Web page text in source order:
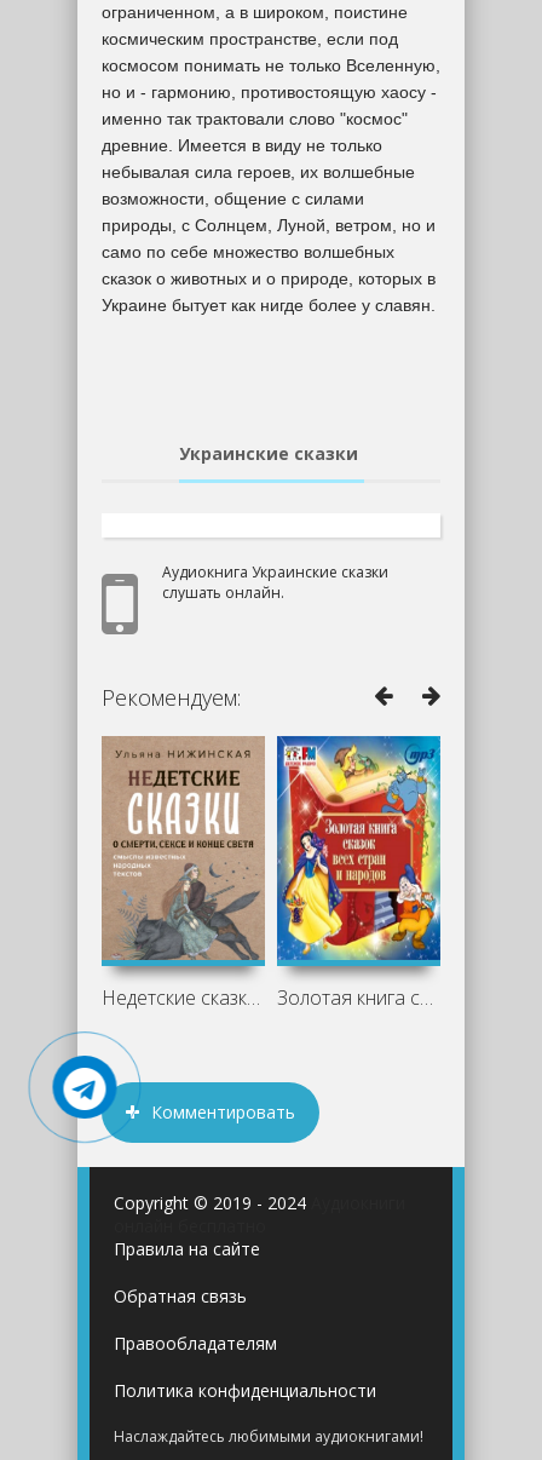
ограниченном, а в широком, поистине
космическим пространстве, если под
космосом понимать не только Вселенную,
но и - гармонию, противостоящую хаосу -
именно так трактовали слово "космос"
древние. Имеется в виду не только
небывалая сила героев, их волшебные
возможности, общение с силами
природы, с Солнцем, Луной, ветром, но и
само по себе множество волшебных
сказок о животных и о природе, которых в
Украине бытует как нигде более у славян.
Украинские сказки
Аудиокнига Украинские сказки
слушать онлайн.
Рекомендуем:
Недетские сказки о смерти, сексе и Золотая книга сказок всех стран и
Комментировать
Copyright © 2019 - 2024
Правила на сайте
Обратная связь
Правообладателям
Политика конфиденциальности
Наслаждайтесь любимыми аудиокнигами!